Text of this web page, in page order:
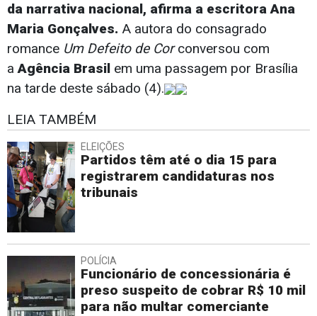
da narrativa nacional, afirma a escritora Ana
Maria Gonçalves. A autora do consagrado
romance Um Defeito de Corconversou com
aAgência Brasil em uma passagem por Brasília
na tarde deste sábado (4).
LEIA TAMBÉM
ELEIÇÕES
Partidos têm até o dia 15 para
registrarem candidaturas nos
tribunais
POLÍCIA
Funcionário de concessionária é
preso suspeito de cobrar R$ 10 mil
para não multar comerciante